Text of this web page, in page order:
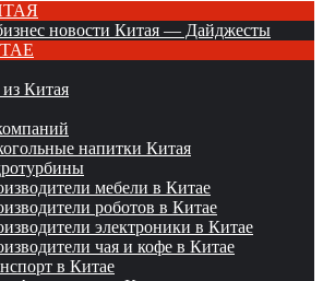
новости Китая — Дайджесты
из Китая
напитки Китая
мебели в Китае
роботов в Китае
электроники в Китае
чая и кофе в Китае
в Китае